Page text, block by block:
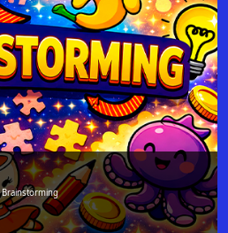
Brainstorming